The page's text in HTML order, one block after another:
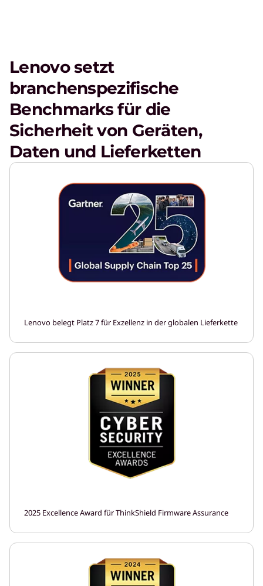
Lenovo setzt
branchenspezifische
Benchmarks für die
Sicherheit von Geräten,
Daten und Lieferketten
Lenovo belegt Platz 7 für Exzellenz in der globalen Lieferkette
2025 Excellence Award für ThinkShield Firmware Assurance